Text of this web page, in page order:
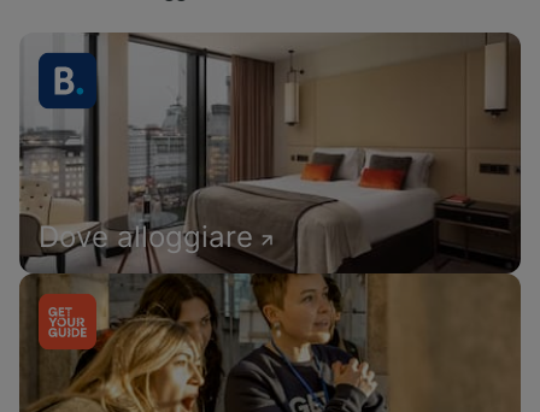
Dove alloggiare